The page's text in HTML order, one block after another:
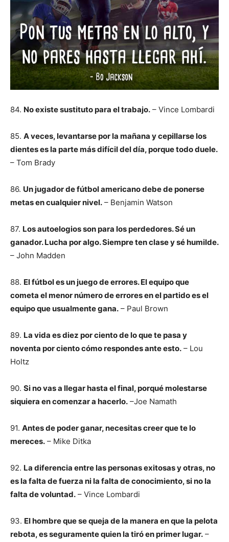
84. No existe sustituto para el trabajo. – Vince Lombardi
85. A veces, levantarse por la mañana y cepillarse los
dientes es la parte más difícil del día, porque todo duele.
– Tom Brady
86. Un jugador de fútbol americano debe de ponerse
metas en cualquier nivel. – Benjamin Watson
87. Los autoelogios son para los perdedores. Sé un
ganador. Lucha por algo. Siempre ten clase y sé humilde.
– John Madden
88. El fútbol es un juego de errores. El equipo que
cometa el menor número de errores en el partido es el
equipo que usualmente gana. – Paul Brown
89. La vida es diez por ciento de lo que te pasa y
noventa por ciento cómo respondes ante esto. – Lou
Holtz
90. Si no vas a llegar hasta el final, porqué molestarse
siquiera en comenzar a hacerlo. –Joe Namath
91. Antes de poder ganar, necesitas creer que te lo
mereces. – Mike Ditka
92. La diferencia entre las personas exitosas y otras, no
es la falta de fuerza ni la falta de conocimiento, si no la
falta de voluntad. – Vince Lombardi
93. El hombre que se queja de la manera en que la pelota
rebota, es seguramente quien la tiró en primer lugar. –